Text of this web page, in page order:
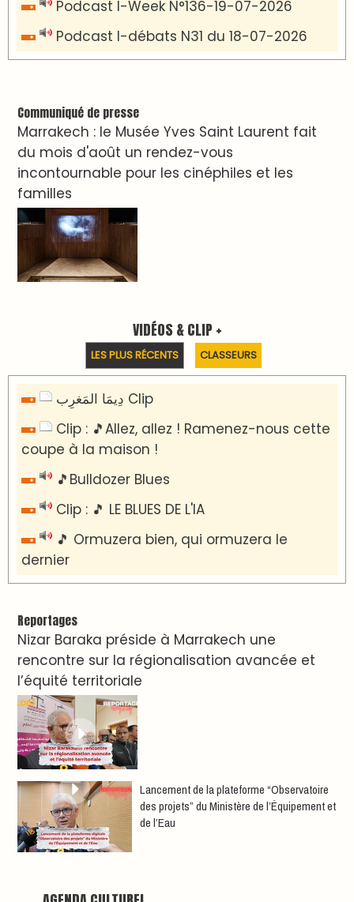
دِيمَا المَغرِب Clip
🎵Bulldozer Blues
Clip : 🎵 LE BLUES DE L'IA
🎵 Ormuzera bien, qui ormuzera le
dernier
Reportages
Nizar Baraka préside à Marrakech une
l’équité territoriale
​Lancement de la plateforme “Observatoire
des projets” du Ministère de l’Équipement et
AGENDA CULTUREL
Dunia Batma en Tournée à Tanger
World Tour 2026
Nacim Haddad débarque à Tanger : Le
Souffle du Nord s'éveille !
Nacim Haddad Ayta World Tour à Rabat (
4ème date )
Hatim Ammor En Concert Exclusif à Tanger :
Un show Live Exceptionnel Cet été !